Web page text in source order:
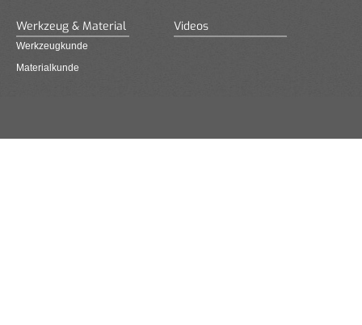
Werkzeug & Material
Werkzeugkunde
Materialkunde
Videos